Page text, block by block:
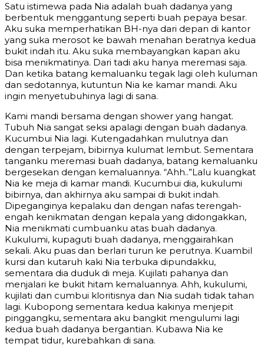
Satu istimewa pada Nia adalah buah dadanya yang
berbentuk menggantung seperti buah pepaya besar.
Aku suka memperhatikan BH-nya dari depan di kantor
yang suka merosot ke bawah menahan beratnya kedua
bukit indah itu. Aku suka membayangkan kapan aku
bisa menikmatinya. Dari tadi aku hanya meremasi saja.
Dan ketika batang kemaluanku tegak lagi oleh kuluman
dan sedotannya, kutuntun Nia ke kamar mandi. Aku
ingin menyetubuhinya lagi di sana.
Kami mandi bersama dengan shower yang hangat.
Tubuh Nia sangat seksi apalagi dengan buah dadanya.
Kucumbui Nia lagi. Kutengadahkan mulutnya dan
dengan terpejam, bibirnya kulumat lembut. Sementara
tanganku meremasi buah dadanya, batang kemaluanku
bergesekan dengan kemaluannya. “Ahh..”Lalu kuangkat
Nia ke meja di kamar mandi. Kucumbui dia, kukulumi
bibirnya, dan akhirnya aku sampai di bukit indah.
Dipeganginya kepalaku dan dengan nafas terengah-
engah kenikmatan dengan kepala yang didongakkan,
Nia menikmati cumbuanku atas buah dadanya.
Kukulumi, kupaguti buah dadanya, menggairahkan
sekali. Aku puas dan berlari turun ke perutnya. Kuambil
kursi dan kutaruh kaki Nia terbuka dipundakku,
sementara dia duduk di meja. Kujilati pahanya dan
menjalari ke bukit hitam kemaluannya. Ahh, kukulumi,
kujilati dan cumbui kloritisnya dan Nia sudah tidak tahan
lagi. Kubopong sementara kedua kakinya menjepit
pinggangku, sementara aku bangkit mengulumi lagi
kedua buah dadanya bergantian. Kubawa Nia ke
tempat tidur, kurebahkan di sana.